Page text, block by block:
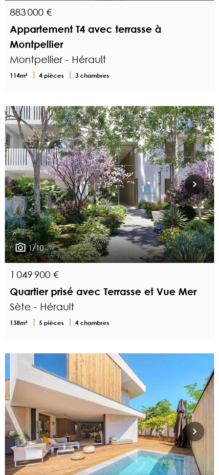
883 000 €
Appartement T4 avec terrasse à
Montpellier
Montpellier - Hérault
114m² 4 pièces 3 chambres
1/10
1 049 900 €
Quartier prisé avec Terrasse et Vue Mer
Sète - Hérault
138m² 5 pièces 4 chambres